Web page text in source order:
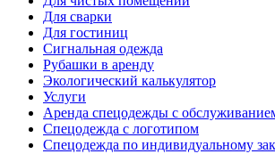
Для сварки
Для гостиниц
Сигнальная одежда
Рубашки в аренду
Экологический калькулятор
Услуги
Аренда спецодежды с
Спецодежда с логотипом
Спецодежда по индивидуальному